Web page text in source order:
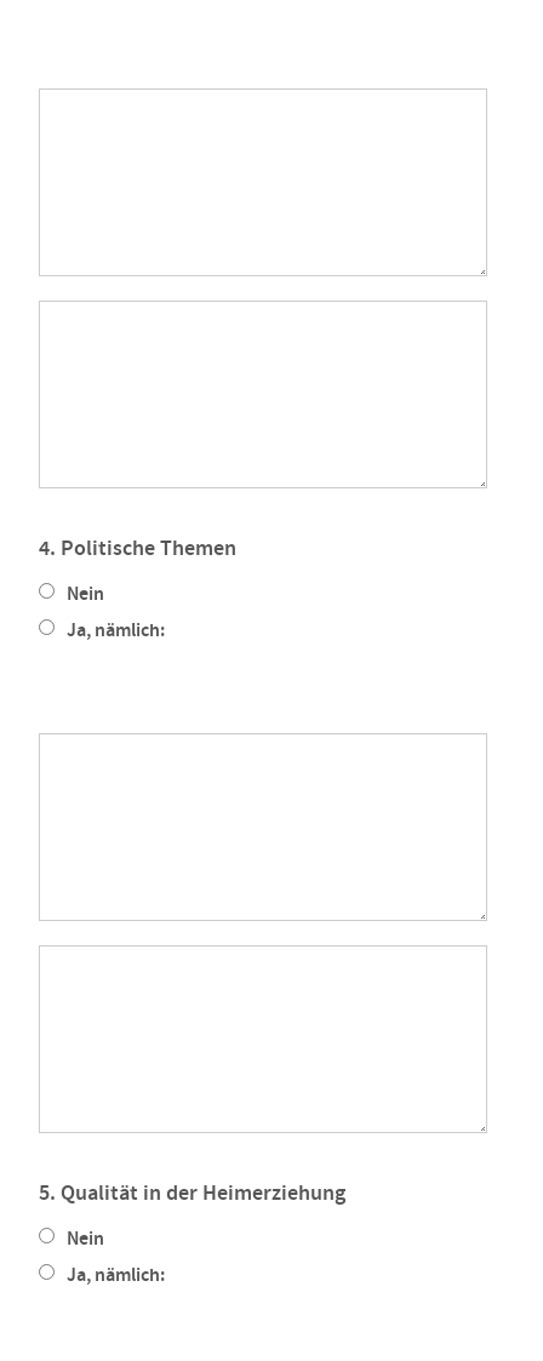
4. Politische Themen
Nein
Ja, nämlich:
5. Qualität in der Heimerziehung
Nein
Ja, nämlich: